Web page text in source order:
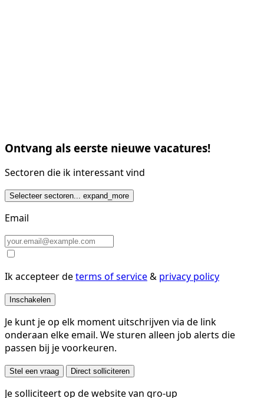
Ontvang als eerste nieuwe vacatures!
Sectoren die ik interessant vind
Selecteer sectoren... expand_more
Email
Ik accepteer determs of service& privacy policy
Inschakelen
Je kunt je op elk moment uitschrijven via de link
onderaan elke email. We sturen alleen job alerts die
passen bij je voorkeuren.
Stel een vraag Direct solliciteren
Je solliciteert op de website van gro-up